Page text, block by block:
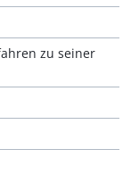
zu seiner